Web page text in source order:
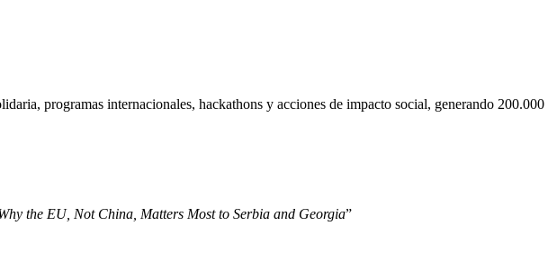
programas internacionales, hackathons y acciones de impacto social, generando 200.000
the EU, Not China, Matters Most to Serbia and Georgia”